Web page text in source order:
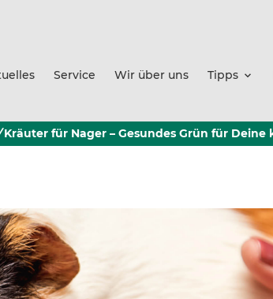
Service Wir über uns Tipps
Kräuter für Nager – Gesundes Grün für Deine